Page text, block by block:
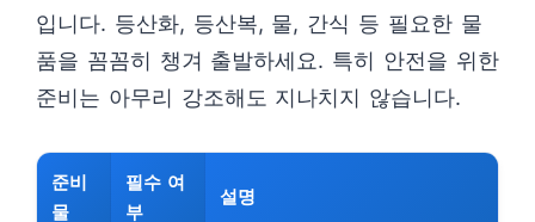
입니다. 등산화, 등산복, 물, 간식 등 필요한 물
품을 꼼꼼히 챙겨 출발하세요. 특히 안전을 위한
준비는 아무리 강조해도 지나치지 않습니다.
준비
물
필수 여
부
설명